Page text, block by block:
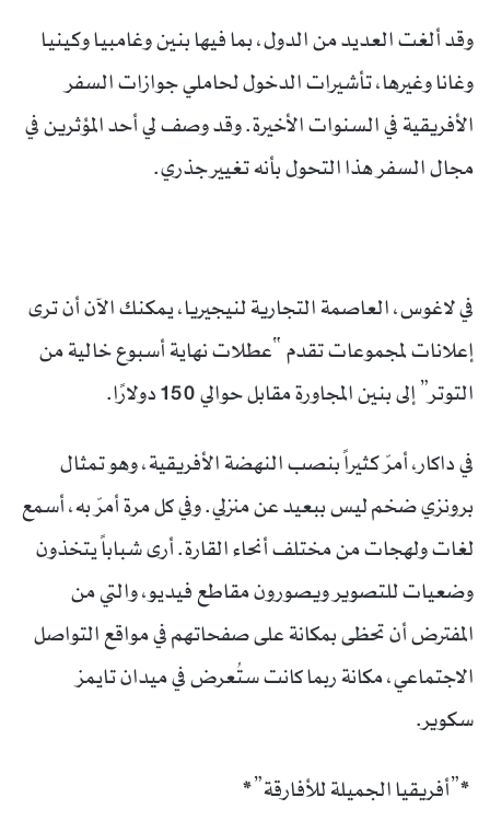
وقد ألغت العديد من الدول، بما فيها بنين وغامبيا وكينيا
وغانا وغيرها، تأشيرات الدخول لحاملي جوازات السفر
الأفريقية في السنوات الأخيرة. وقد وصف لي أحد المؤثرين في
مجال السفر هذا التحول بأنه تغيير جذري.
في لاغوس، العاصمة التجارية لنيجيريا، يمكنك الآن أن ترى
إعلانات لمجموعات تقدم “عطلات نهاية أسبوع خالية من
التوتر” إلى بنين المجاورة مقابل حوالي 150 دولارًا.
في داكار، أمرّ كثيراً بنصب النهضة الأفريقية، وهو تمثال
برونزي ضخم ليس ببعيد عن منزلي. وفي كل مرة أمرّ به، أسمع
لغات ولهجات من مختلف أنحاء القارة. أرى شباباً يتخذون
وضعيات للتصوير ويصورون مقاطع فيديو، والتي من
المفترض أن تحظى بمكانة على صفحاتهم في مواقع التواصل
الاجتماعي، مكانة ربما كانت ستُعرض في ميدان تايمز
سكوير.
*”أفريقيا الجميلة للأفارقة”*